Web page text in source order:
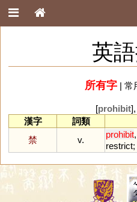
英
所有字| 常
[prohibit
漢字
詞類
禁
v.
prohibit,
restrict;